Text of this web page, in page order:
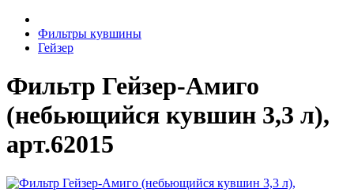
Фильтры кувшины
Гейзер
Фильтр Гейзер-Амиго
(небьющийся кувшин 3,3 л),
арт.62015